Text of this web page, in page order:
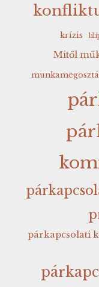
krízis
Mitől
párkapcsolati